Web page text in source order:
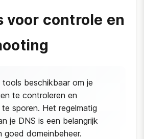
voor controle en
tools beschikbaar om je
te controleren en
sporen. Het regelmatig
je DNS is een belangrijk
goed domeinbeheer.